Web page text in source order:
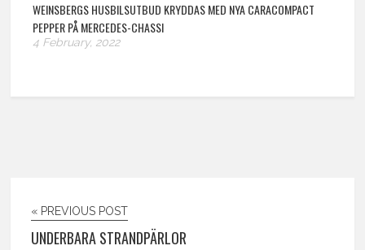
WEINSBERGS HUSBILSUTBUD KRYDDAS MED NYA CARACOMPACT
PEPPER PÅ MERCEDES-CHASSI
4 February, 2022
« PREVIOUS POST
UNDERBARA STRANDPÄRLOR